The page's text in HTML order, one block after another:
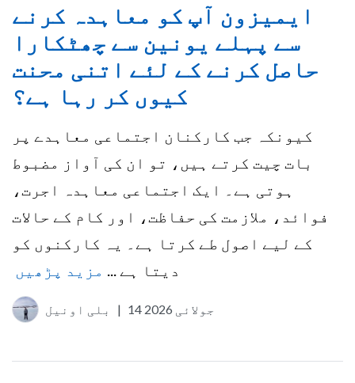
ایمیزون آپ کو معاہدہ کرنے
سے پہلے یونین سے چھٹکارا
حاصل کرنے کے لئے اتنی محنت
کیوں کر رہا ہے؟
کیونکہ جب کارکنان اجتماعی معاہدے پر
بات چیت کرتے ہیں، تو ان کی آواز مضبوط
ہوتی ہے۔ ایک اجتماعی معاہدہ اجرت،
فوائد، ملازمت کی حفاظت، اور کام کے حالات
کے لیے اصول طے کرتا ہے۔ یہ کارکنوں کو
دیتا ہے ...
مزید پڑھیں
بلی اونیل | 14 جولائی 2026